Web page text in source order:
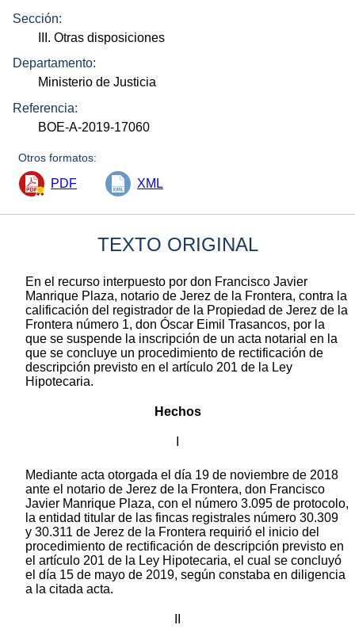
Sección:
III. Otras disposiciones
Departamento:
Ministerio de Justicia
Referencia:
BOE-A-2019-17060
Otros formatos:
PDF XML
TEXTO ORIGINAL
En el recurso interpuesto por don Francisco Javier
Manrique Plaza, notario de Jerez de la Frontera, contra la
calificación del registrador de la Propiedad de Jerez de la
Frontera número 1, don Óscar Eimil Trasancos, por la
que se suspende la inscripción de un acta notarial en la
que se concluye un procedimiento de rectificación de
descripción previsto en el artículo 201 de la Ley
Hipotecaria.
Hechos
Mediante acta otorgada el día 19 de noviembre de 2018
ante el notario de Jerez de la Frontera, don Francisco
Javier Manrique Plaza, con el número 3.095 de protocolo,
la entidad titular de las fincas registrales número 30.309
y 30.311 de Jerez de la Frontera requirió el inicio del
procedimiento de rectificación de descripción previsto en
el artículo 201 de la Ley Hipotecaria, el cual se concluyó
el día 15 de mayo de 2019, según constaba en diligencia
a la citada acta.